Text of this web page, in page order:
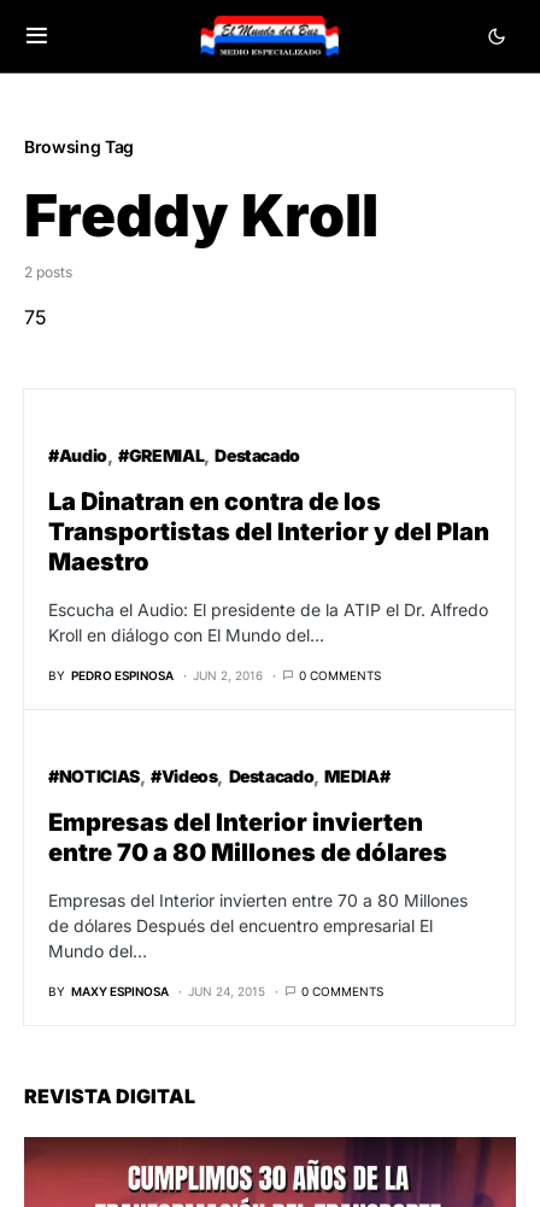
Browsing Tag
Freddy Kroll
2 posts
75
#Audio #GREMIAL Destacado
La Dinatran en contra de los
Transportistas del Interior y del Plan
Maestro
Escucha el Audio: El presidente de la ATIP el Dr. Alfredo
Kroll en diálogo con El Mundo del…
BY PEDRO ESPINOSA JUN 2, 2016 0 COMMENTS
#NOTICIAS #Videos Destacado MEDIA#
Empresas del Interior invierten
entre 70 a 80 Millones de dólares
Empresas del Interior invierten entre 70 a 80 Millones
de dólares Después del encuentro empresarial El
Mundo del…
BY MAXY ESPINOSA JUN 24, 2015 0 COMMENTS
REVISTA DIGITAL